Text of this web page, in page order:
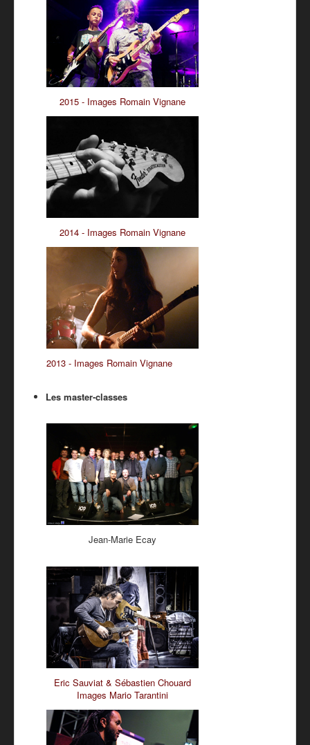
2015 - Images Romain Vignane
2014 - Images Romain Vignane
2013 - Images Romain Vignane
Les master-classes
Jean-Marie Ecay
Eric Sauviat & Sébastien Chouard
Images Mario Tarantini